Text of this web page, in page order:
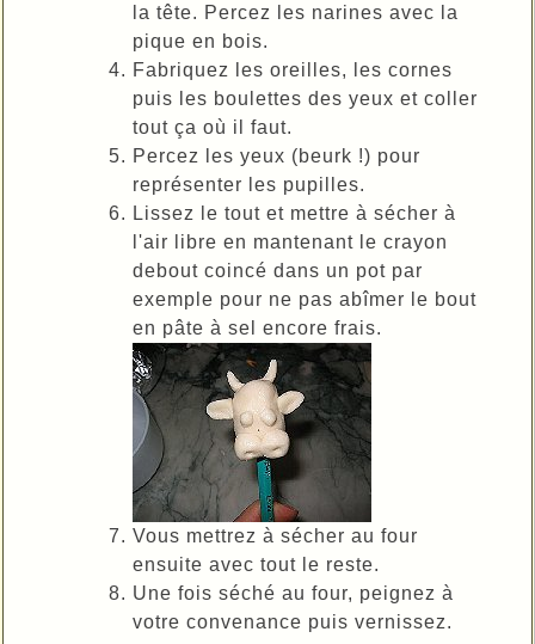
la tête. Percez les narines avec la
pique en bois.
Fabriquez les oreilles, les cornes
puis les boulettes des yeux et coller
tout ça où il faut.
Percez les yeux (beurk !) pour
représenter les pupilles.
Lissez le tout et mettre à sécher à
l'air libre en mantenant le crayon
debout coincé dans un pot par
exemple pour ne pas abîmer le bout
en pâte à sel encore frais.
Vous mettrez à sécher au four
ensuite avec tout le reste.
Une fois séché au four, peignez à
votre convenance puis vernissez.